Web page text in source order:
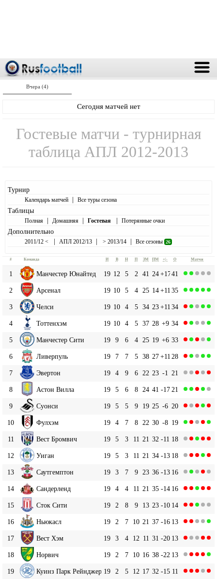
Вчера (4)
Сегодня матчей нет
Гостевые матчи - турнирная
таблица АПЛ 2012-2013
Турнир
Календарь матчей | Все туры сезона
Таблицы
Полная | Домашняя | Гостевая | Потерянные очки
Дополнительно
2011/12 < | АПЛ 2012/13 | > 2013/14 | Все сезоны 26
# Команда И В Н П ЗМ ПМ +|- О Матчи
1 Манчестер Юнайтед 19 12 5 2 41 24+1741
2 Арсенал 19 10 5 4 25 14+11 35
3 Челси 19 10 4 5 34 23+11 34
4 Тоттенхэм 19 10 4 5 37 28 +9 34
5 Манчестер Сити 19 9 6 4 25 19 +6 33
6 Ливерпуль 19 7 7 5 38 27+11 28
7 Эвертон 19 4 9 6 22 23 -1 21
8 Астон Вилла 19 5 6 8 24 41 -17 21
9 Суонси 19 5 5 9 19 25 -6 20
10 Фулхэм 19 4 7 8 22 30 -8 19
11 Вест Бромвич 19 5 3 11 21 32 -11 18
12 Уиган 19 5 3 11 21 34 -13 18
13 Саутгемптон 19 3 7 9 23 36 -13 16
14 Сандерленд 19 4 4 11 21 35 -14 16
15 Сток Сити 19 2 8 9 13 23 -10 14
16 Ньюкасл 19 2 7 10 21 37 -16 13
17 Вест Хэм 19 3 4 12 11 31 -20 13
18 Норвич 19 2 7 10 16 38 -22 13
19 Куинз Парк Рейнджерс19 2 5 12 17 32 -15 11